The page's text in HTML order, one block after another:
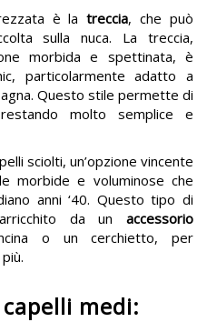
è latreccia, che può
sulla nuca. La treccia,
morbida e spettinata, è
particolarmente adatto a
Questo stile permette di
molto semplice e
sciolti, un’opzione vincente
morbide e voluminose che
anni ‘40. Questo tipo di
da un accessorio
o un cerchietto, per
medi: